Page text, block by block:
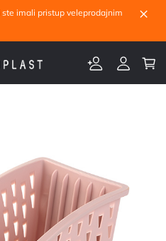
imali pristup veleprodajnim
×